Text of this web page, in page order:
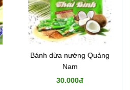
Bánh dừa nướng Quảng
Nam
30.000đ